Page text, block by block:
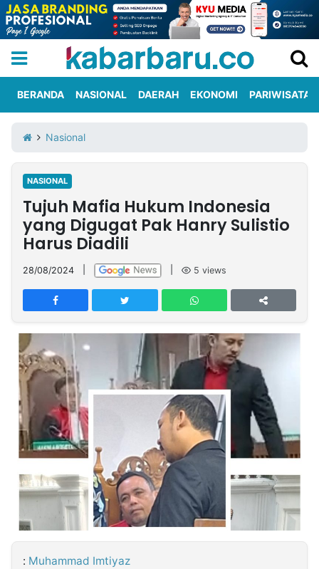
Iklan
Berita
Kami
Nasional
International
Olahraga
Entertainment
Daerah
Pariwisata
Kuliner
Kolom
Network
PT
TREETAN
INDONESIA
Partner
Insight
NTB
Suara
Time
Lens
IDN
Daily
Jogja
Jalan
Rakyat
Idealita
News
Kita
Notice
Dinamikapost.com
Radar
Baru
Seedbacklink
Follow
Kabarbaru
BERANDA NASIONAL DAERAH EKONOMI PARIWISATA
Nasional
NASIONAL
Tujuh Mafia Hukum Indonesia
yang Digugat Pak Hanry Sulistio
Harus Diadili
28/08/2024 5 views
: Muhammad Imtiyaz